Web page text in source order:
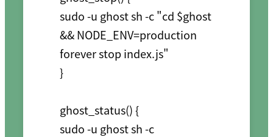
sudo -u ghost sh -c "cd $ghost
&& NODE_ENV=production
forever stop index.js"
}
ghost_status() {
sudo -u ghost sh -c